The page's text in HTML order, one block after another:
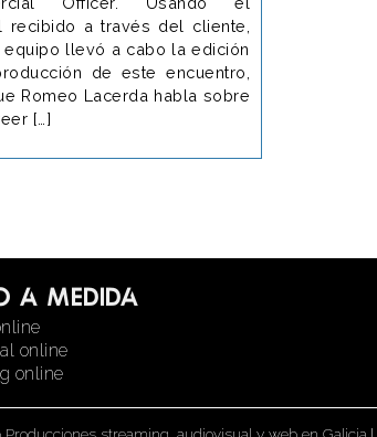
recibido a través del cliente,
equipo llevó a cabo la edición
de este encuentro,
Romeo Lacerda habla sobre
[…]
a medida
online
online